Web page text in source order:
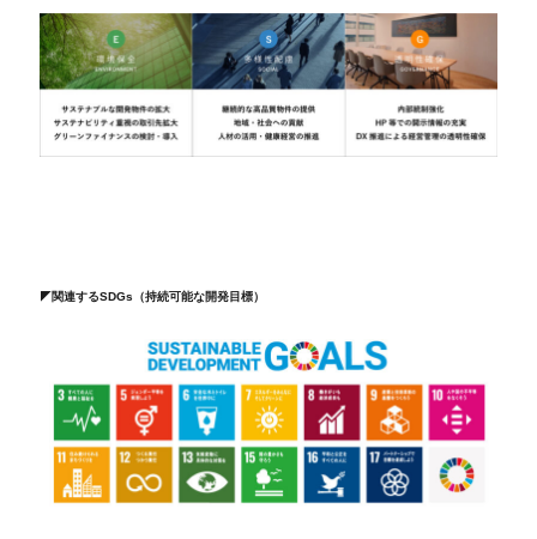
◤関連するSDGs（持続可能な開発目標）